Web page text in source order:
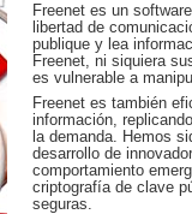
Freenet es un
libertad de
publique y lea
Freenet, ni siquiera
es vulnerable a
Freenet es también
información,
la demanda. Hemos
desarrollo de
comportamiento
criptografía de clave
seguras.